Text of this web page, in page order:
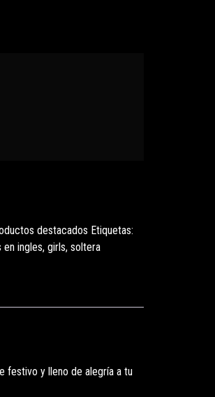
destacados Etiquetas:
en ingles, girls, soltera
festivo y lleno de alegría a tu